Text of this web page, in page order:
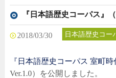
『日本語歴史コーパス』
2018/03/30 日本語歴史コー
『日本語歴史コーパス 室町
Ver.1.0）を公開しました。